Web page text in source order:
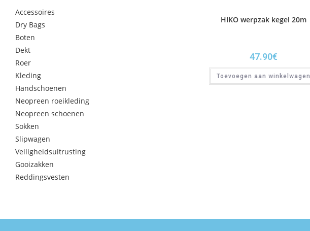
Accessoires
Dry Bags
Boten
Dekt
Roer
Kleding
Handschoenen
Neopreen roeikleding
Neopreen schoenen
Sokken
Slipwagen
Veiligheidsuitrusting
Gooizakken
Reddingsvesten
HIKO werpzak kegel 20m
47.90€
Toevoegen aan winkelwagen